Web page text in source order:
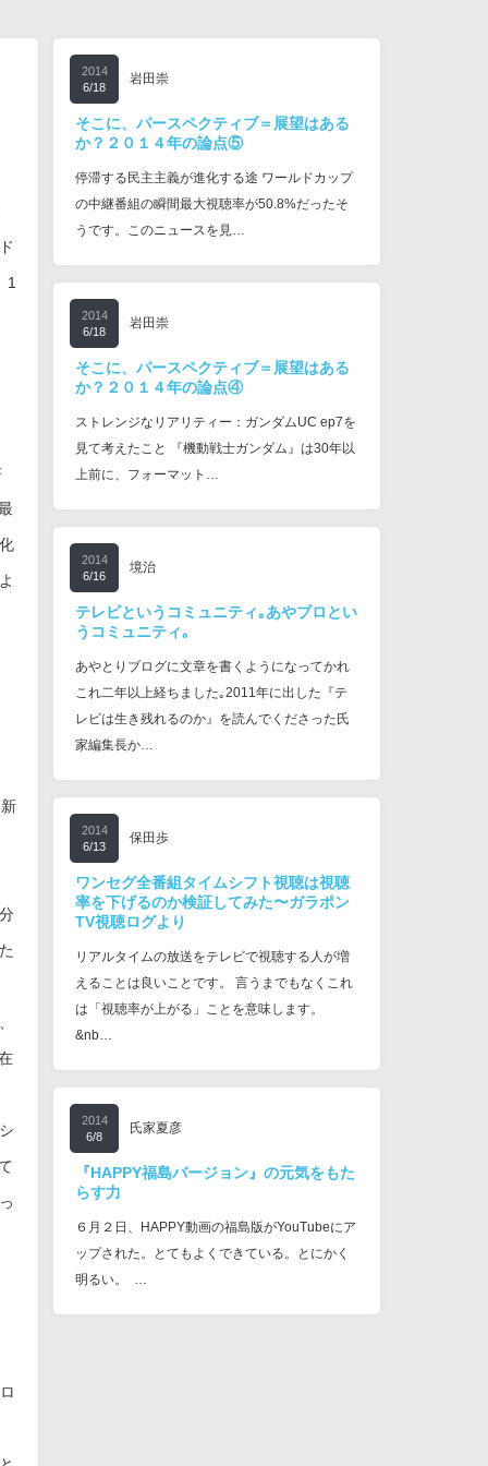
1
2014
6/18
岩田崇
そこに、パースペクティブ＝展望はある
か？２０１４年の論点⑤
停滞する民主主義が進化する途 ワールドカップ
の中継番組の瞬間最大視聴率が50.8%だったそ
うです。このニュースを見…
2014
6/18
岩田崇
そこに、パースペクティブ＝展望はある
か？２０１４年の論点④
ストレンジなリアリティー：ガンダムUC ep7を
見て考えたこと 『機動戦士ガンダム』は30年以
上前に、フォーマット…
2014
6/16
境治
テレビというコミュニティ｡あやブロとい
うコミュニティ｡
あやとりブログに文章を書くようになってかれ
これ二年以上経ちました｡2011年に出した『テ
レビは生き残れるのか』を読んでくださった氏
家編集長か…
2014
6/13
保田歩
ワンセグ全番組タイムシフト視聴は視聴
率を下げるのか検証してみた〜ガラポン
TV視聴ログより
リアルタイムの放送をテレビで視聴する人が増
えることは良いことです。 言うまでもなくこれ
は「視聴率が上がる」ことを意味します。
&nb…
2014
6/8
氏家夏彦
『HAPPY福島バージョン』の元気をもた
らす力
６月２日、HAPPY動画の福島版がYouTubeにア
ップされた。とてもよくできている。とにかく
明るい。 …